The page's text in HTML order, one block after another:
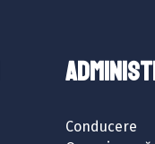
Conducere